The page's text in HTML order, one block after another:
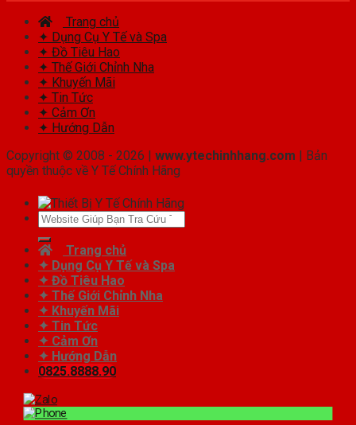
Trang chủ
✦ Dụng Cụ Y Tế và Spa
✦ Đồ Tiêu Hao
✦ Thế Giới Chỉnh Nha
✦ Khuyến Mãi
✦ Tin Tức
✦ Cảm Ơn
✦ Hướng Dẫn
Copyright © 2008 - 2026 |
www.ytechinhhang.com | Bản
quyền thuộc về Y Tế Chính Hãng
Tìm
Trang chủ
✦ Dụng Cụ Y Tế và Spa
✦ Đồ Tiêu Hao
✦ Thế Giới Chỉnh Nha
✦ Khuyến Mãi
✦ Tin Tức
✦ Cảm Ơn
✦ Hướng Dẫn
0825.8888.90